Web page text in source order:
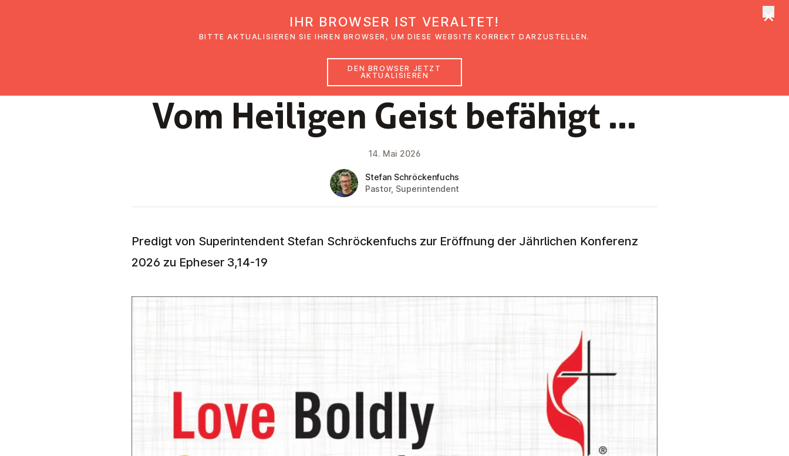
Glaubensimpulse News Veranstaltungen
Vom Heiligen Geist befähigt …
GLAUBENSIMPULS
14. Mai 2026
Stefan Schröckenfuchs
Pastor, Superintendent
Predigt von Superintendent Stefan Schröckenfuchs zur Eröffnung der Jährlichen Konferenz
2026 zu Epheser 3,14-19
IHR BROWSER IST VERALTET!
BITTE AKTUALISIEREN SIE IHREN BROWSER, UM DIESE WEBSITE KORREKT DARZUSTELLEN.
DEN BROWSER JETZT
AKTUALISIEREN
×